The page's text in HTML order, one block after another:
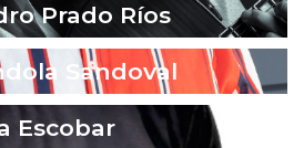
Prado Ríos
Sandoval
Escobar